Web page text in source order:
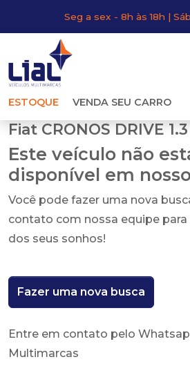
Seg a sex - 8h às 18h |
ESTOQUE VENDA SEU CARRO
Fiat CRONOS DRIVE
Este veículo não
disponível em
Você pode fazer uma nova
contato com nossa equipe
dos seus sonhos!
Fazer uma nova busca
Entre em contato pelo
Multimarcas